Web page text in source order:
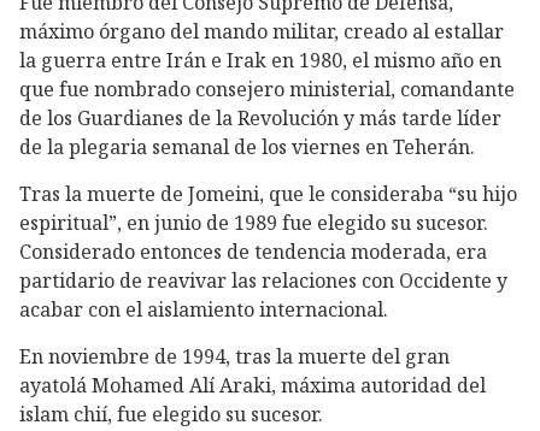
máximo órgano del mando militar, creado al estallar
la guerra entre Irán e Irak en 1980, el mismo año en
que fue nombrado consejero ministerial, comandante
de los Guardianes de la Revolución y más tarde líder
de la plegaria semanal de los viernes en Teherán.
Tras la muerte de Jomeini, que le consideraba “su hijo
espiritual”, en junio de 1989 fue elegido su sucesor.
Considerado entonces de tendencia moderada, era
partidario de reavivar las relaciones con Occidente y
acabar con el aislamiento internacional.
En noviembre de 1994, tras la muerte del gran
ayatolá Mohamed Alí Araki, máxima autoridad del
islam chií, fue elegido su sucesor.